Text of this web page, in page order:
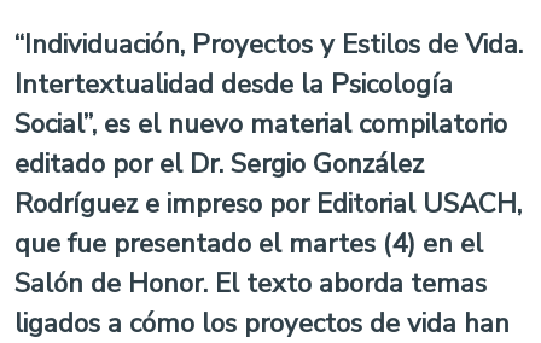
“Individuación, Proyectos y Estilos de Vida.
Intertextualidad desde la Psicología
Social”, es el nuevo material compilatorio
editado por el Dr. Sergio González
Rodríguez e impreso por Editorial USACH,
que fue presentado el martes (4) en el
Salón de Honor. El texto aborda temas
ligados a cómo los proyectos de vida han